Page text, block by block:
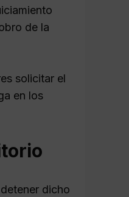
de la
solicitar el
en los
dicho